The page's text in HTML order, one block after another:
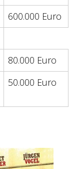
600.000 Euro
80.000 Euro
50.000 Euro